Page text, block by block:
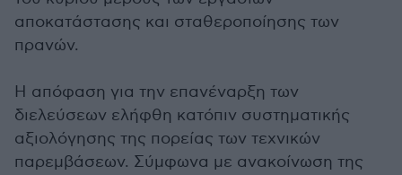
αποκατάστασης και σταθεροποίησης των
πρανών.
Η απόφαση για την επανέναρξη των
διελεύσεων ελήφθη κατόπιν συστηματικής
αξιολόγησης της πορείας των τεχνικών
παρεμβάσεων. Σύμφωνα με ανακοίνωση της